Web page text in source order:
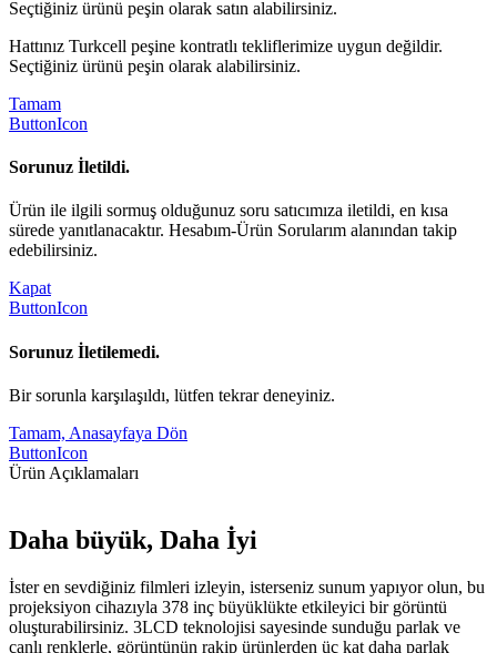
Seçtiğiniz ürünü peşin olarak satın alabilirsiniz.
Hattınız Turkcell peşine kontratlı tekliflerimize uygun değildir.
Seçtiğiniz ürünü peşin olarak alabilirsiniz.
Tamam
ButtonIcon
Sorunuz İletildi.
Ürün ile ilgili sormuş olduğunuz soru satıcımıza iletildi, en kısa
sürede yanıtlanacaktır. Hesabım-Ürün Sorularım alanından takip
edebilirsiniz.
Kapat
ButtonIcon
Sorunuz İletilemedi.
Bir sorunla karşılaşıldı, lütfen tekrar deneyiniz.
Tamam, Anasayfaya Dön
ButtonIcon
Ürün Açıklamaları
Daha büyük, Daha İyi
İster en sevdiğiniz filmleri izleyin, isterseniz sunum yapıyor olun, bu
projeksiyon cihazıyla 378 inç büyüklükte etkileyici bir görüntü
oluşturabilirsiniz. 3LCD teknolojisi sayesinde sunduğu parlak ve
canlı renklerle, görüntünün rakip ürünlerden üç kat daha parlak